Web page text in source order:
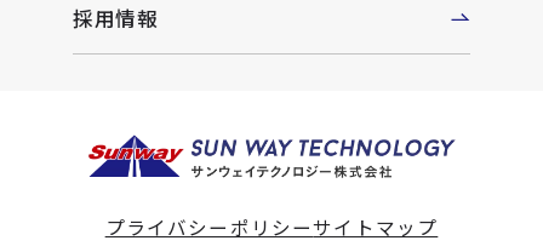
採用情報
プライバシーポリシーサイトマップ